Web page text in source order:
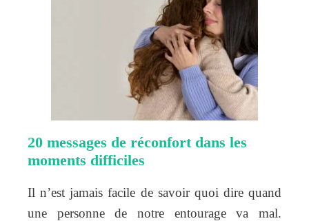
20 messages de réconfort dans les
moments difficiles
Il n’est jamais facile de savoir quoi dire quand
une personne de notre entourage va mal.